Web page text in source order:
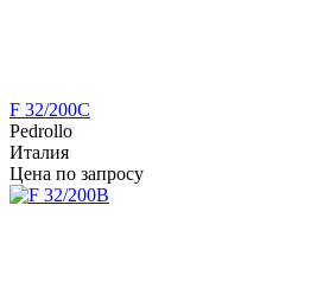
F 32/200C
Pedrollo
Италия
Цена по запросу